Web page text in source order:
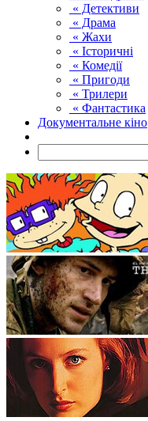
« Детективи
« Драма
« Жахи
« Історичні
« Комедії
« Пригоди
« Трилери
« Фантастика
Документальне кіно